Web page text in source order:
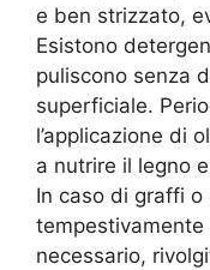
e ben strizzato,
Esistono
puliscono senza
superficiale.
l’applicazione di
a nutrire il legno
In caso di graffi
necessario,